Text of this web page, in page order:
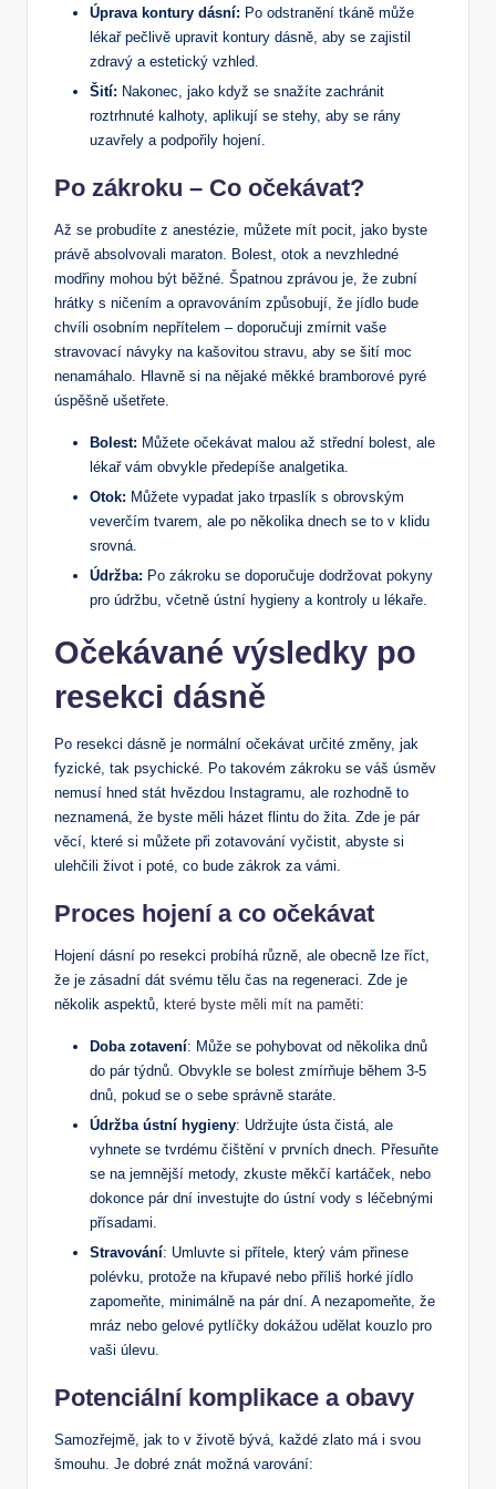
Úprava kontury dásní: Po odstranění tkáně může
lékař pečlivě upravit kontury dásně, aby se zajistil
zdravý a estetický vzhled.
Šití: Nakonec, jako když se snažíte zachránit
roztrhnuté kalhoty, aplikují se stehy, aby se rány
uzavřely a podpořily hojení.
Po zákroku – Co očekávat?
Až se probudíte z anestézie, můžete mít pocit, jako byste
právě absolvovali maraton. Bolest, otok a nevzhledné
modřiny mohou být běžné. Špatnou zprávou je, že zubní
hrátky s ničením a opravováním způsobují, že jídlo bude
chvíli osobním nepřítelem – doporučuji zmírnit vaše
stravovací návyky na kašovitou stravu, aby se šití moc
nenamáhalo. Hlavně si na nějaké měkké bramborové pyré
úspěšně ušetřete.
Bolest: Můžete očekávat malou až střední bolest, ale
lékař vám obvykle předepíše analgetika.
Otok: Můžete vypadat jako trpaslík s obrovským
veverčím tvarem, ale po několika dnech se to v klidu
srovná.
Údržba: Po zákroku se doporučuje dodržovat pokyny
pro údržbu, včetně ústní hygieny a kontroly u lékaře.
Očekávané výsledky po
resekci dásně
Po resekci dásně je normální očekávat určité změny, jak
fyzické, tak psychické. Po takovém zákroku se váš úsměv
nemusí hned stát hvězdou Instagramu, ale rozhodně to
neznamená, že byste měli házet flintu do žita. Zde je pár
věcí, které si můžete při zotavování vyčistit, abyste si
ulehčili život i poté, co bude zákrok za vámi.
Proces hojení a co očekávat
Hojení dásní po resekci probíhá různě, ale obecně lze říct,
že je zásadní dát svému tělu čas na regeneraci. Zde je
několik aspektů, které byste měli mít na paměti:
Doba zotavení: Může se pohybovat od několika dnů
do pár týdnů. Obvykle se bolest zmírňuje během 3-5
dnů, pokud se o sebe správně staráte.
Údržba ústní hygieny: Udržujte ústa čistá, ale
vyhnete se tvrdému čištění v prvních dnech. Přesuňte
se na jemnější metody, zkuste měkčí kartáček, nebo
dokonce pár dní investujte do ústní vody s léčebnými
přísadami.
Stravování: Umluvte si přítele, který vám přinese
polévku, protože na křupavé nebo příliš horké jídlo
zapomeňte, minimálně na pár dní. A nezapomeňte, že
mráz nebo gelové pytlíčky dokážou udělat kouzlo pro
vaši úlevu.
Potenciální komplikace a obavy
Samozřejmě, jak to v životě bývá, každé zlato má i svou
šmouhu. Je dobré znát možná varování: